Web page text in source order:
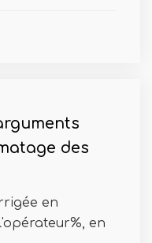
des
en
en